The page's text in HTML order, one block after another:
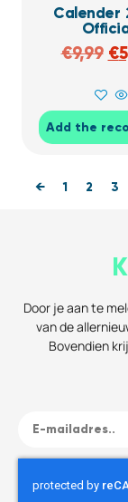
Calender
€9,99 €
Add the
← 1 2 3
Door je aan te
van de
Bovendien